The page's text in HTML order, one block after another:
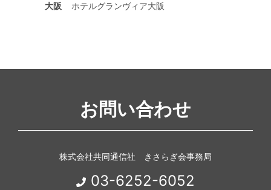
大阪 ホテルグランヴィア大阪
お問い合わせ
株式会社共同通信社 きさらぎ会事務局
03-6252-6052